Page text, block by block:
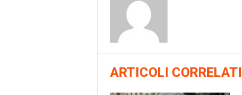
ARTICOLI CORRELATI